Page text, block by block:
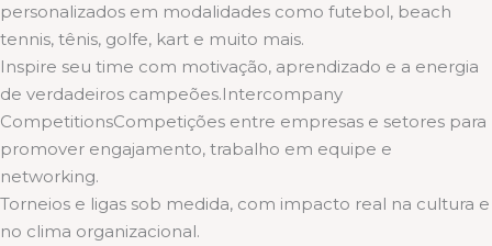
personalizados em modalidades como futebol, beach
tennis, tênis, golfe, kart e muito mais.
Inspire seu time com motivação, aprendizado e a energia
de verdadeiros campeões.Intercompany
CompetitionsCompetições entre empresas e setores para
promover engajamento, trabalho em equipe e
networking.
Torneios e ligas sob medida, com impacto real na cultura e
no clima organizacional.